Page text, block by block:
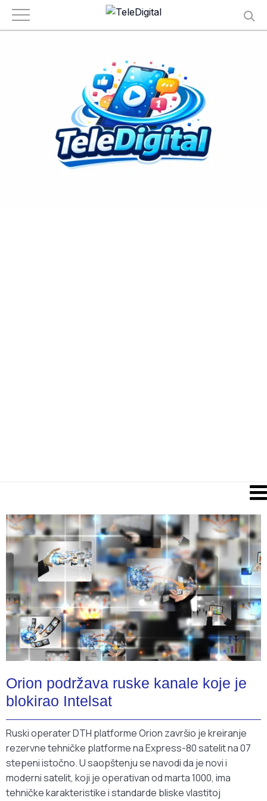
Orion podržava ruske kanale koje je
blokirao Intelsat
Ruski operater DTH platforme Orion završio je kreiranje
rezervne tehničke platforme na Express-80 satelit na 07
stepeni istočno. U saopštenju se navodi da je novi i
moderni satelit, koji je operativan od marta 1000, ima
tehničke karakteristike i standarde bliske vlastitoj